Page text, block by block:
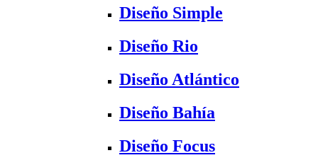
Diseño Simple
Diseño Rio
Diseño Atlántico
Diseño Bahía
Diseño Focus